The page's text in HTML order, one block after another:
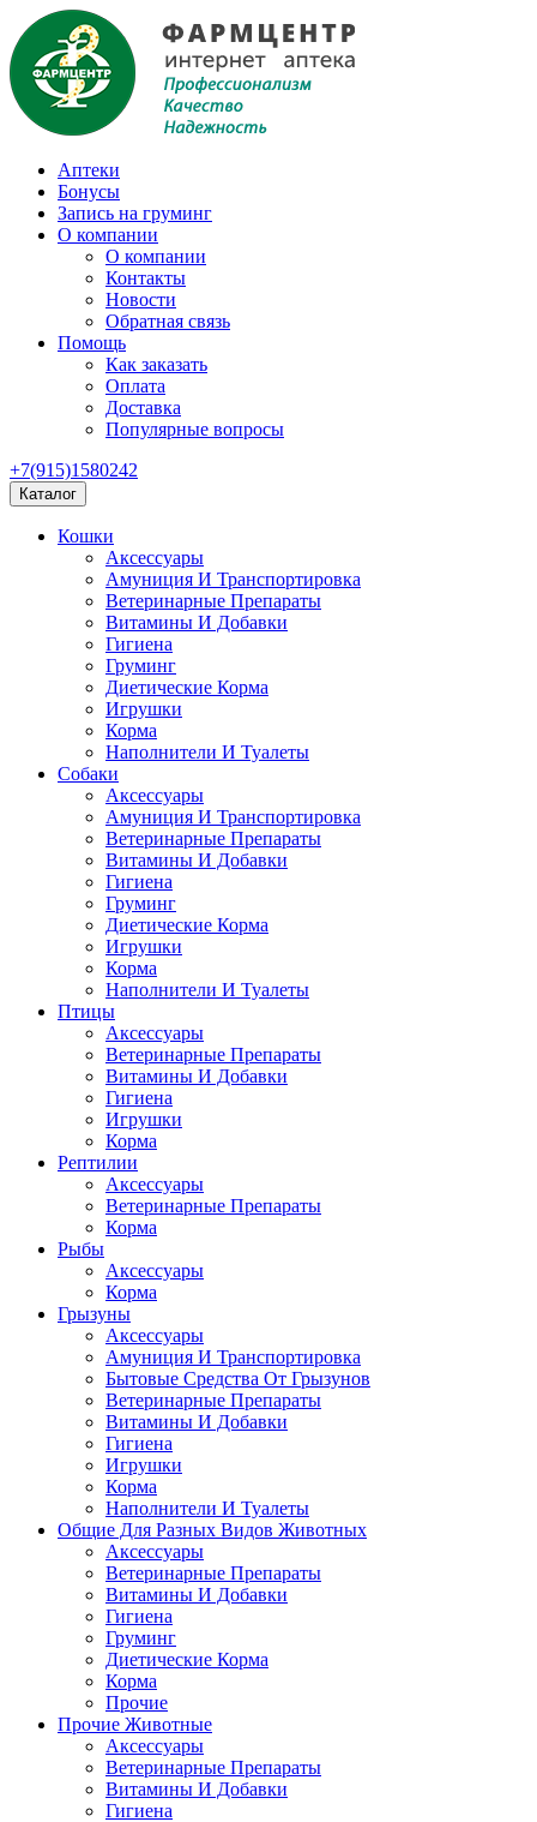
Аптеки
Бонусы
Запись на груминг
О компании
О компании
Контакты
Новости
Обратная связь
Помощь
Как заказать
Оплата
Доставка
Популярные вопросы
+7(915)1580242
Каталог
Кошки
Аксессуары
Амуниция И Транспортировка
Ветеринарные Препараты
Витамины И Добавки
Гигиена
Груминг
Диетические Корма
Игрушки
Корма
Наполнители И Туалеты
Собаки
Аксессуары
Амуниция И Транспортировка
Ветеринарные Препараты
Витамины И Добавки
Гигиена
Груминг
Диетические Корма
Игрушки
Корма
Наполнители И Туалеты
Птицы
Аксессуары
Ветеринарные Препараты
Витамины И Добавки
Гигиена
Игрушки
Корма
Рептилии
Аксессуары
Ветеринарные Препараты
Корма
Рыбы
Аксессуары
Корма
Грызуны
Аксессуары
Амуниция И Транспортировка
Бытовые Средства От Грызунов
Ветеринарные Препараты
Витамины И Добавки
Гигиена
Игрушки
Корма
Наполнители И Туалеты
Общие Для Разных Видов Животных
Аксессуары
Ветеринарные Препараты
Витамины И Добавки
Гигиена
Груминг
Диетические Корма
Корма
Прочие
Прочие Животные
Аксессуары
Ветеринарные Препараты
Витамины И Добавки
Гигиена